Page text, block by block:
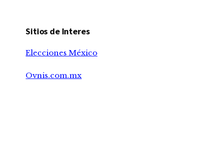
Sitios de Interes
Elecciones México
Ovnis.com.mx